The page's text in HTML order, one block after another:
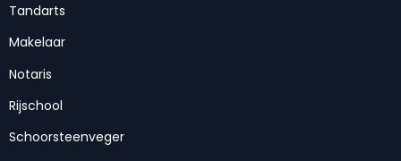
Tandarts
Makelaar
Notaris
Rijschool
Schoorsteenveger